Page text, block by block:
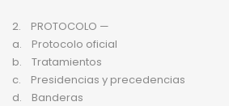
2. PROTOCOLO —
a. Protocolo oficial
b. Tratamientos
c. Presidencias y precedencias
d. Banderas